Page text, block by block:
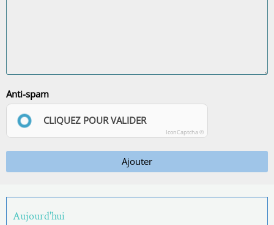
Anti-spam
CLIQUEZ POUR VALIDER
IconCaptcha ©
Ajouter
Aujourd'hui